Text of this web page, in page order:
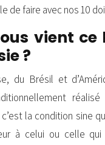
de faire avec nos 10
vient
?
du Brésil et
la condition sine
à celui ou celle